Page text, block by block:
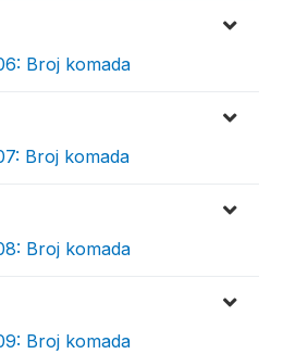
Broj komada
Broj komada
Broj komada
Broj komada